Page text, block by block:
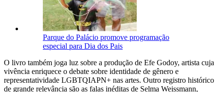
Parque do Palácio promove programação
especial para Dia dos Pais
O livro também joga luz sobre a produção de Efe Godoy, artista cuja
vivência enriquece o debate sobre identidade de gênero e
representatividade LGBTQIAPN+ nas artes. Outro registro histórico
de grande relevância são as falas inéditas de Selma Weissmann,